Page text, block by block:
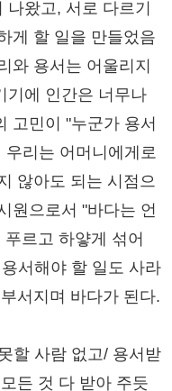
왔고, 서로 다르기
게 할 일을 만들었음
와 용서는 어울리지
기에 인간은 너무나
고민이 "누군가 용서
리는 어머니에게로
않아도 되는 시점으
원으로서 "바다는 언
르고 하얗게 섞어
서해야 할 일도 사라
서지며 바다가 된다.
할 사람 없고/ 용서받
든 것 다 받아 주듯